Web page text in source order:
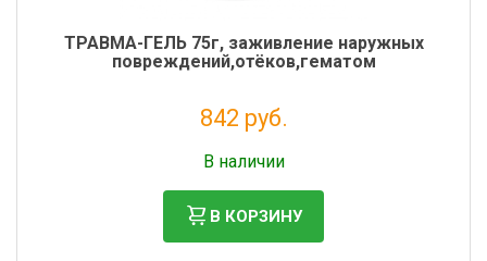
ТРАВМА-ГЕЛЬ 75г, заживление наружных
повреждений,отёков,гематом
842 руб.
В наличии
В КОРЗИНУ